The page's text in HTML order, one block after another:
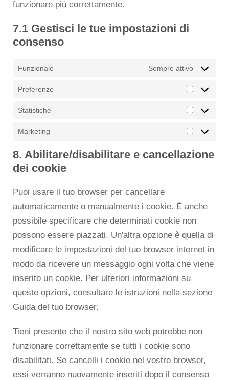
funzionare più correttamente.
7.1 Gestisci le tue impostazioni di
consenso
Funzionale Sempre attivo
Preferenze
Statistiche
Marketing
8. Abilitare/disabilitare e cancellazione
dei cookie
Puoi usare il tuo browser per cancellare
automaticamente o manualmente i cookie. È anche
possibile specificare che determinati cookie non
possono essere piazzati. Un'altra opzione è quella di
modificare le impostazioni del tuo browser internet in
modo da ricevere un messaggio ogni volta che viene
inserito un cookie. Per ulteriori informazioni su
queste opzioni, consultare le istruzioni nella sezione
Guida del tuo browser.
Tieni presente che il nostro sito web potrebbe non
funzionare correttamente se tutti i cookie sono
disabilitati. Se cancelli i cookie nel vostro browser,
essi verranno nuovamente inseriti dopo il consenso